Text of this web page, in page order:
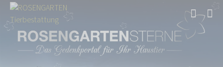
Start Über uns
Aktuelles
Danksagungen auf ROSENGARTEN-Sterne - Virtuel…